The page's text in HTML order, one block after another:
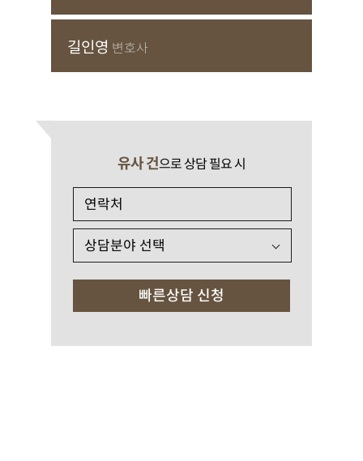
길인영 변호사
유사 건으로 상담 필요 시